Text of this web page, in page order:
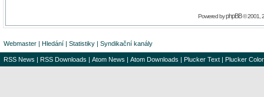
Powered byphpBB© 2001,
Webmaster | Hledání | Statistiky | Syndikační kanály
RSS News | RSS Downloads | Atom News | Atom Downloads | Plucker Text | Plucker Color